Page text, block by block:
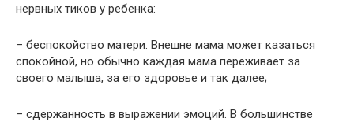
нервных тиков у ребенка:
– беспокойство матери. Внешне мама может казаться
спокойной, но обычно каждая мама переживает за
своего малыша, за его здоровье и так далее;
– сдержанность в выражении эмоций. В большинстве